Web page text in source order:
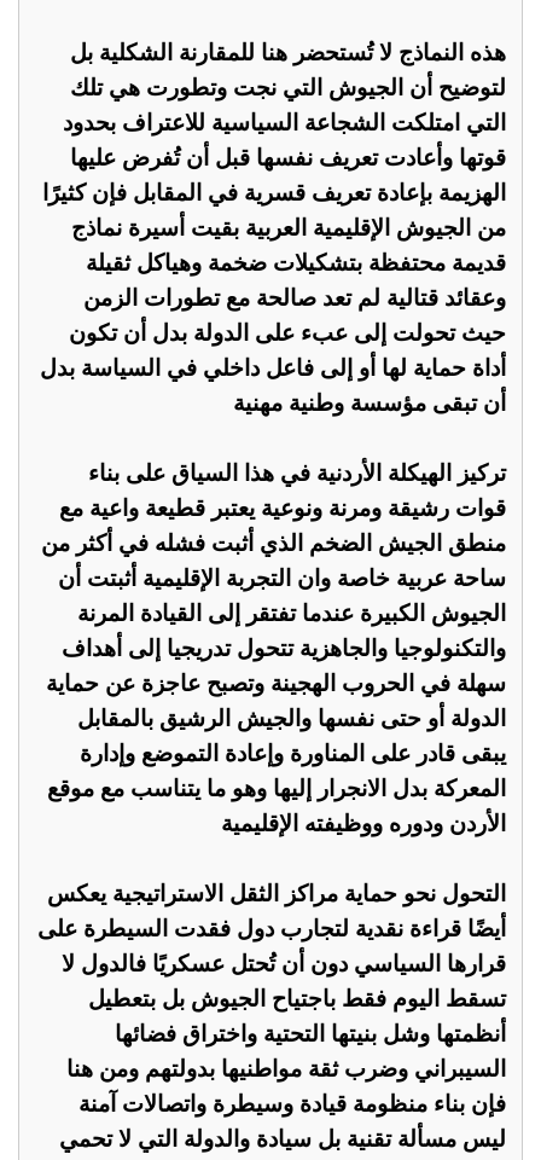
هذه النماذج لا تُستحضر هنا للمقارنة الشكلية بل
لتوضيح أن الجيوش التي نجت وتطورت هي تلك
التي امتلكت الشجاعة السياسية للاعتراف بحدود
قوتها وأعادت تعريف نفسها قبل أن تُفرض عليها
الهزيمة بإعادة تعريف قسرية في المقابل فإن كثيرًا
من الجيوش الإقليمية العربية بقيت أسيرة نماذج
قديمة محتفظة بتشكيلات ضخمة وهياكل ثقيلة
وعقائد قتالية لم تعد صالحة مع تطورات الزمن
حيث تحولت إلى عبء على الدولة بدل أن تكون
أداة حماية لها أو إلى فاعل داخلي في السياسة بدل
أن تبقى مؤسسة وطنية مهنية
تركيز الهيكلة الأردنية في هذا السياق على بناء
قوات رشيقة ومرنة ونوعية يعتبر قطيعة واعية مع
منطق الجيش الضخم الذي أثبت فشله في أكثر من
ساحة عربية خاصة وان التجربة الإقليمية أثبتت أن
الجيوش الكبيرة عندما تفتقر إلى القيادة المرنة
والتكنولوجيا والجاهزية تتحول تدريجيا إلى أهداف
سهلة في الحروب الهجينة وتصبح عاجزة عن حماية
الدولة أو حتى نفسها والجيش الرشيق بالمقابل
يبقى قادر على المناورة وإعادة التموضع وإدارة
المعركة بدل الانجرار إليها وهو ما يتناسب مع موقع
الأردن ودوره ووظيفته الإقليمية
التحول نحو حماية مراكز الثقل الاستراتيجية يعكس
أيضًا قراءة نقدية لتجارب دول فقدت السيطرة على
قرارها السياسي دون أن تُحتل عسكريًا فالدول لا
تسقط اليوم فقط باجتياح الجيوش بل بتعطيل
أنظمتها وشل بنيتها التحتية واختراق فضائها
السيبراني وضرب ثقة مواطنيها بدولتهم ومن هنا
فإن بناء منظومة قيادة وسيطرة واتصالات آمنة
ليس مسألة تقنية بل سيادة والدولة التي لا تحمي